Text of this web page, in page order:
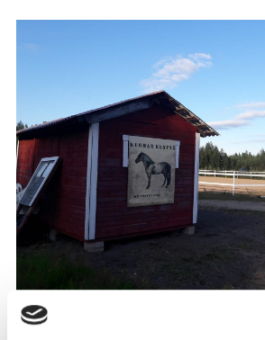
Tyrnävän Hevosjalostusyhdistys järjestää: